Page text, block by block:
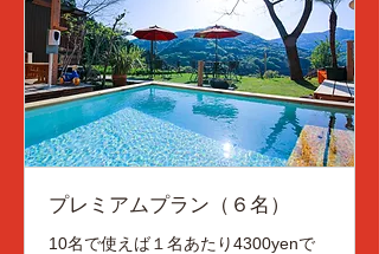
プレミアムプラン（６名）
10名で使えば１名あたり4300yenで